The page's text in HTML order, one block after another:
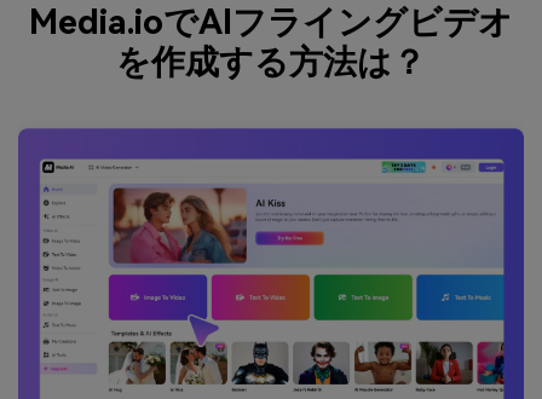
Media.ioでAIフライングビデオ
を作成する方法は？